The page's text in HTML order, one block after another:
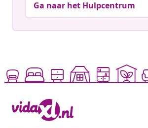
Ga naar het Hulpcentrum